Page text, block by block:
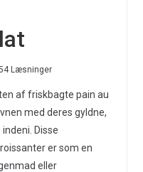
Læsninger
af friskbagte pain au
med deres gyldne,
Disse
er som en
eller